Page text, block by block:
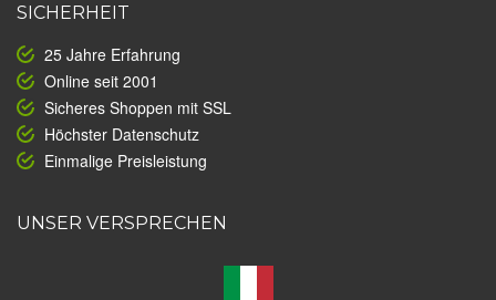
SICHERHEIT
25 Jahre Erfahrung
Online seit 2001
Sicheres Shoppen mit SSL
Höchster Datenschutz
Einmalige Preisleistung
UNSER VERSPRECHEN